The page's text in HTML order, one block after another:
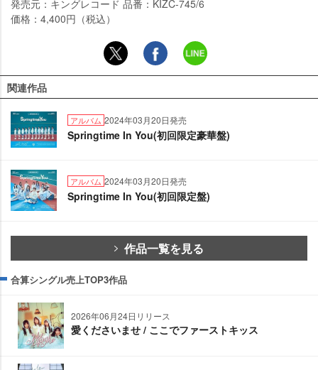
発売元：キングレコード 品番：KIZC-745/6
価格：4,400円（税込）
関連作品
アルバム 2024年03月20日発売
Springtime In You(初回限定豪華盤)
アルバム 2024年03月20日発売
Springtime In You(初回限定盤)
作品一覧を見る
合算シングル売上TOP3作品
2026年06月24日リリース
愛くださいませ / ここでファーストキッス